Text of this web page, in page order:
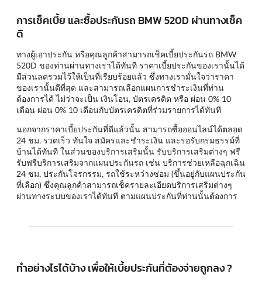
การเช็คเบี้ย และซื้อประกันรถ BMW 520D ผ่านทางเช็ค
ดิ
ทางผู้เอาประกัน หรือคุณลูกค้าสามารถเช็คเบี้ยประกันรถ BMW
520D ของท่านผ่านทางเราได้ทันที ราคาเบี้ยประกันของเรานั้นได้
มีส่วนลดรวมไว้ให้เป็นที่เรียบร้อยแล้ว ซึ่งทางเรามั่นใจว่าราคา
ของเรานั้นดีที่สุด และสามารถเลือกแผนการชำระเงินที่ท่าน
ต้องการได้ ไม่ว่าจะเป็น เงินโอน, บัตรเครดิต หรือ ผ่อน 0% 10
เดือน ผ่อน 0% 10 เดือนกับบัตรเครดิตที่ร่วมรายการได้ทันที
นอกจากราคาเบี้ยประกันที่ดีแล้วนั้น สามารถซื้อออนไลน์ได้ตลอด
24 ชม. รวดเร็ว ทันใจ สมัครและชำระเงิน และรอรับกรมธรรม์ที่
บ้านได้ทันที ในส่วนของบริการเสริมนั้น รับบริการเสริมต่างๆ ฟรี
รับฟรีบริการเสริมจากแผนประกันรถ เช่น บริการช่วยเหลือฉุกเฉิน
24 ชม, ประกันโจรกรรม, รถใช้ระหว่างซ่อม (ขึ้นอยู่กับแผนประกัน
ที่เลือก) ซึ่งคุณลูกค้าสามารถเช็ครายละเอียดบริการเสริมต่างๆ
ผ่านทางระบบของเราได้ทันที ตามแผนประกันที่ท่านนั้นต้องการ
ทำอย่างไรได้บ้าง เพื่อให้เบี้ยประกันที่ต้องจ่ายถูกลง ?